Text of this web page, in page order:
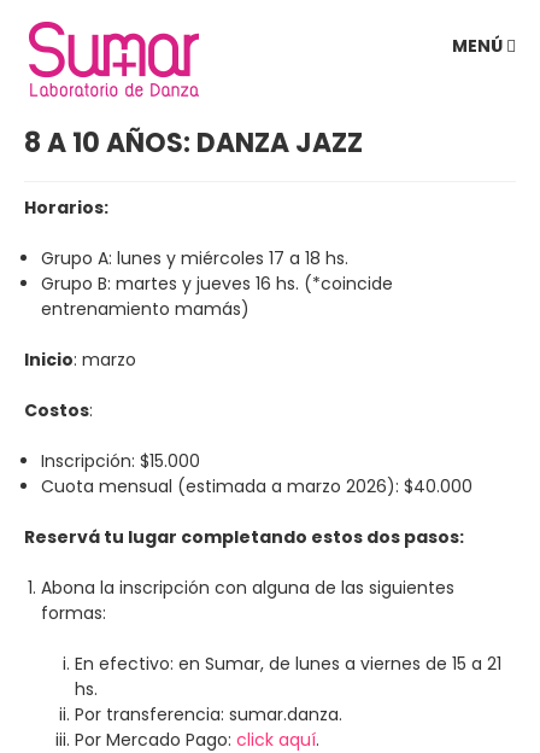
Sumar
Danza
MENÚ
8 A 10 AÑOS: DANZA JAZZ
Horarios:
Grupo A: lunes y miércoles 17 a 18 hs.
Grupo B: martes y jueves 16 hs. (*coincide
entrenamiento mamás)
Inicio: marzo
Costos:
Inscripción: $15.000
Cuota mensual (estimada a marzo 2026): $40.000
Reservá tu lugar completando estos dos pasos:
Abona la inscripción con alguna de las siguientes
formas:
En efectivo: en Sumar, de lunes a viernes de 15 a 21
hs.
Por transferencia: sumar.danza.
Por Mercado Pago: click aquí.